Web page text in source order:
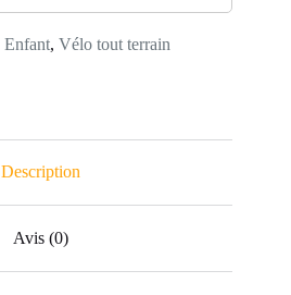
Enfant, Vélo tout terrain
Description
Avis (0)